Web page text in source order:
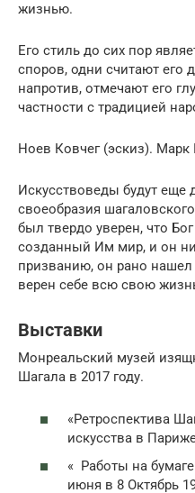
жизнью.
Его стиль до сих пор
споров, одни считают его
напротив, отмечают его
частности с традицией
Ноев Ковчег (эскиз). Марк
Искусствоведы будут еще
своеобразия
был твердо уверен, что
созданный Им мир, и он
призванию, он рано
верен себе всю свою
Выставки
Монреальский музей
Шагала в 2017 году.
«Ретроспектива
искусства в
« Работы на
июня в 8 Октябрь